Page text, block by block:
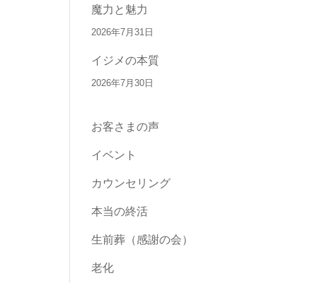
魔力と魅力
2026年7月31日
イジメの本質
2026年7月30日
お客さまの声
イベント
カウンセリング
本当の終活
生前葬（感謝の会）
老化